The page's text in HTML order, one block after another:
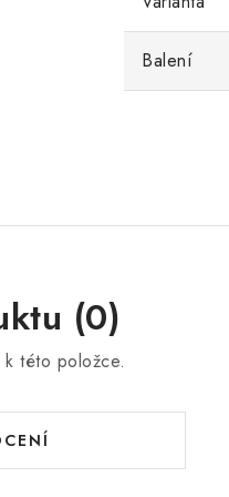
Balení
(0)
této položce.